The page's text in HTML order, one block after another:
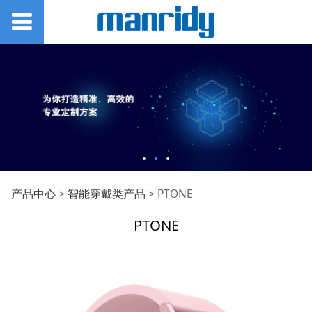
PTONE
产品中心> 智能穿戴类产品 > PTONE
PTONE